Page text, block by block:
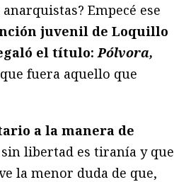
Empecé ese
juvenil de Loquillo
el título: Pólvora,
fuera aquello que
a la manera de
libertad es tiranía y que
la menor duda de que,